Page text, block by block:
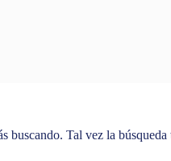
buscando. Tal vez la búsqueda